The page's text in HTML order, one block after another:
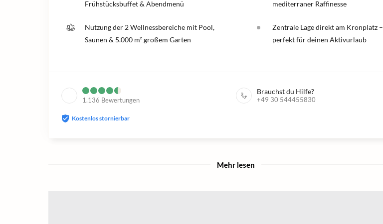
Frühstücksbuffet & Abendmenü
Nutzung der 2 Wellnessbereiche mit Pool,
Saunen & 5.000 m² großem Garten
mediterraner Raffinesse
Zentrale Lage direkt am Kronplatz –
perfekt für deinen Aktivurlaub
1.136 Bewertungen
Brauchst du Hilfe?
+49 30 544455830
Kostenlos stornierbar
Mehr lesen